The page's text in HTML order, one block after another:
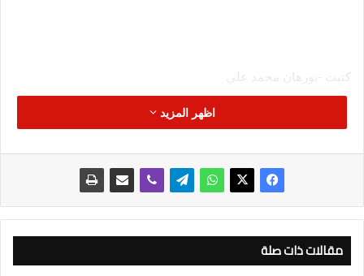
كتبت -نورهان محمد علي
وسجل عيار 21 نحو 2530 جنيها، بعد أن افتتح التعاملات عند مستوى
2550 جنيها، ليواصل تراجعه بعد تراجعه بقيمة 20 جنيهاً خلال تعاملات
وتراجعت الأوقية ببورصة الذهب العالمية في نطاق ضيق لتسجل
1980دولار، بعد إغلاق سابق عند مستوى 1982 دولار ، وذلك بعد
اظهر المزيد
مقالات ذات صلة